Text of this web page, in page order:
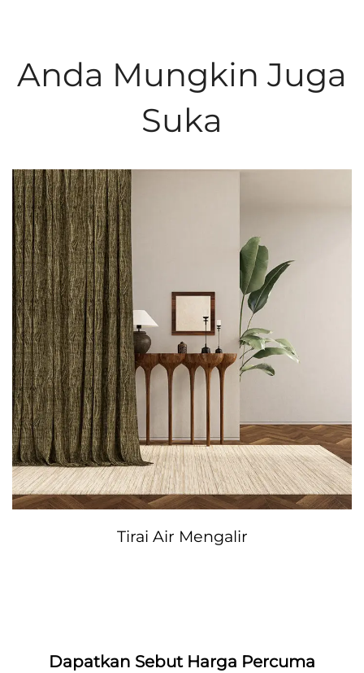
Anda Mungkin Juga
Suka
Tirai Air Mengalir
Dapatkan Sebut Harga Percuma